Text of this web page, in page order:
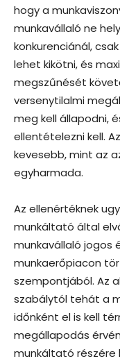
hogy a
munkavállaló ne
konkurenciánál,
lehet kikötni, és
megszűnését
versenytilalmi
meg kell állapodni,
ellentételezni kell.
kevesebb, mint az
egyharmada.
Az ellenértéknek
munkáltató által
munkavállaló jogos
munkaerőpiacon
szempontjából. Az
szabálytól tehát a
időnként el is kell
megállapodás
munkáltató részére